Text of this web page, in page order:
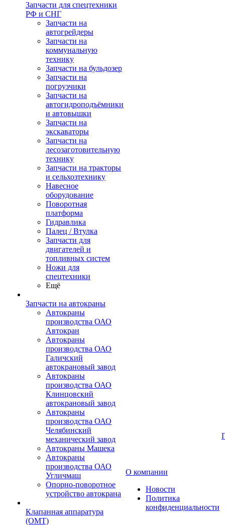
Запчасти для спецтехники
РФ и СНГ
Запчасти на
автогрейдеры
Запчасти на
коммунальную
технику
Запчасти на бульдозер
Запчасти на
погрузчики
Запчасти на
автогидроподъёмники
и автовышки
Запчасти на
экскаваторы
Запчасти на
лесозаготовительную
технику
Запчасти на тракторы
и сельхозтехнику
Навесное
оборудование
Поворотная
платформа
Гидравлика
Палец / Втулка
Запчасти для
двигателей и
топливных систем
Ножи для
спецтехники
Ещё
Запчасти на автокраны
Автокраны
производства ОАО
Автокран
Автокраны
производства ОАО
Галичский
автокрановый завод
Автокраны
производства ОАО
Клинцовский
автокрановый завод
Автокраны
производства ОАО
Челябинский
механический завод
Автокраны Машека
Автокраны
производства ОАО
Угличмаш
Опорно-поворотное
устройство автокрана
Клапанная аппаратура
(OMT)
О компании
Новости
Политика
конфиденциальности